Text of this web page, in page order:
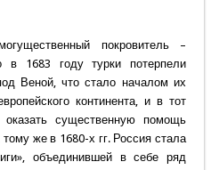
покровитель –
в 1683 году турки потерпели
Веной, что стало началом их
континента, и в тот
существенную помощь
же в 1680-х гг. Россия стала
объединившей в себе ряд